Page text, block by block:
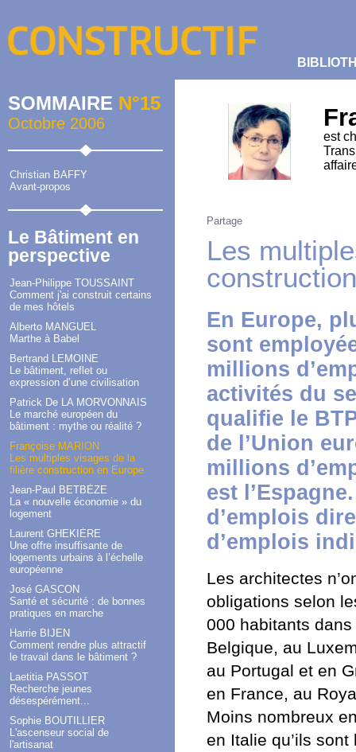
SOMMAIRE N°15
Octobre 2006
Christian BAFFY
Avant-propos
Le Bâtiment en
perspective
Jean-Philippe TOUSSAINT
Comment j'ai construit certains
de mes hôtels
Alberto MANGUEL
Marthe à Babel
Bertrand LEMOINE
Le bâtiment, reflet ou
expression d’une civilisation
Patrick De LA MORVONNAIS
Le marché européen du
bâtiment : mythe ou réalité ?
Françoise MARION
Les multiples visages de la
filière construction en Europe
Jean-Paul BETBÈZE
La « nouvelle économie » du
logement
Laurent GHEKIÈRE
Une offre insuffisante de
logements urbains à l’échelle
européenne
José GASCON
Santé et sécurité : de bonnes
pratiques en marche
Harrie BIJEN
Comment rendre plus attractif
le travail dans le bâtiment ?
Laetitia PASSOT
Recherche jeunes
désespérément...
Sophie BOUTILLIER
L'ascenseur social de
l'artisanat
est
Partage
Les
En Europe,
sont
millions
activités du
qualifie le
de l’Union
millions
est
d’emplois
d’emplois
Les architectes
obligations selon
000 habitants
Belgique, au
au Portugal et en
en France, au
Moins nombreux
en Italie qu’ils